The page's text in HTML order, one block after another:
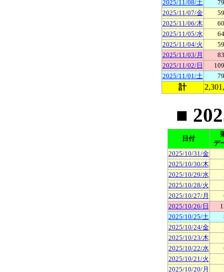
2025/11/08/土
2025/11/07/金
2025/11/06/木
2025/11/05/水
2025/11/04/火
2025/11/03/月
2025/11/02/日
2025/11/01/土
計
■
日付
デ
2025/10/31/金
2025/10/30/木
2025/10/29/水
2025/10/28/火
2025/10/27/月
2025/10/26/日
2025/10/25/土
2025/10/24/金
2025/10/23/木
2025/10/22/水
2025/10/21/火
2025/10/20/月